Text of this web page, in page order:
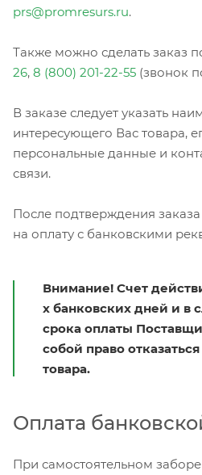
prs@promresurs.ru.
Также можно сделать заказ
26, 8 (800) 201-22-55 (звонок
В заказе следует указать
интересующего Вас товара,
персональные данные и
связи.
После подтверждения
на оплату с банковскими
Внимание! Счет
х банковских дней и в
срока оплаты
собой право
товара.
Оплата
При самостоятельном